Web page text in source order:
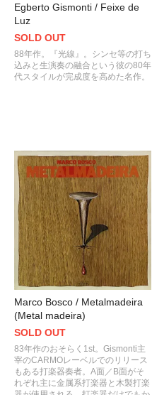
Egberto Gismonti / Feixe de
Luz
SOLD OUT
88年作。『光線』。シンセ等の打ち
込みと生演奏の融合という彼の80年
代スタイルが完成度を高めた名作。
Marco Bosco / Metalmadeira
(Metal madeira)
SOLD OUT
83年作のおそらく1st。Gismonti主
宰のCARMOレーベルでのリリース
もある打楽器奏者。A面／B面がそ
れぞれ主に金属系打楽器と木製打楽